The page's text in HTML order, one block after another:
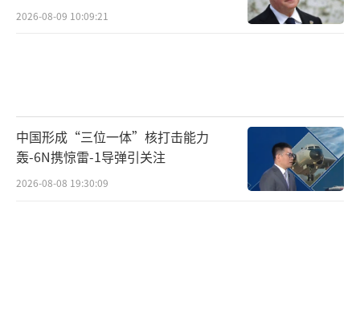
2026-08-09 10:09:21
中国形成“三位一体”核打击能力
轰-6N携惊雷-1导弹引关注
2026-08-08 19:30:09